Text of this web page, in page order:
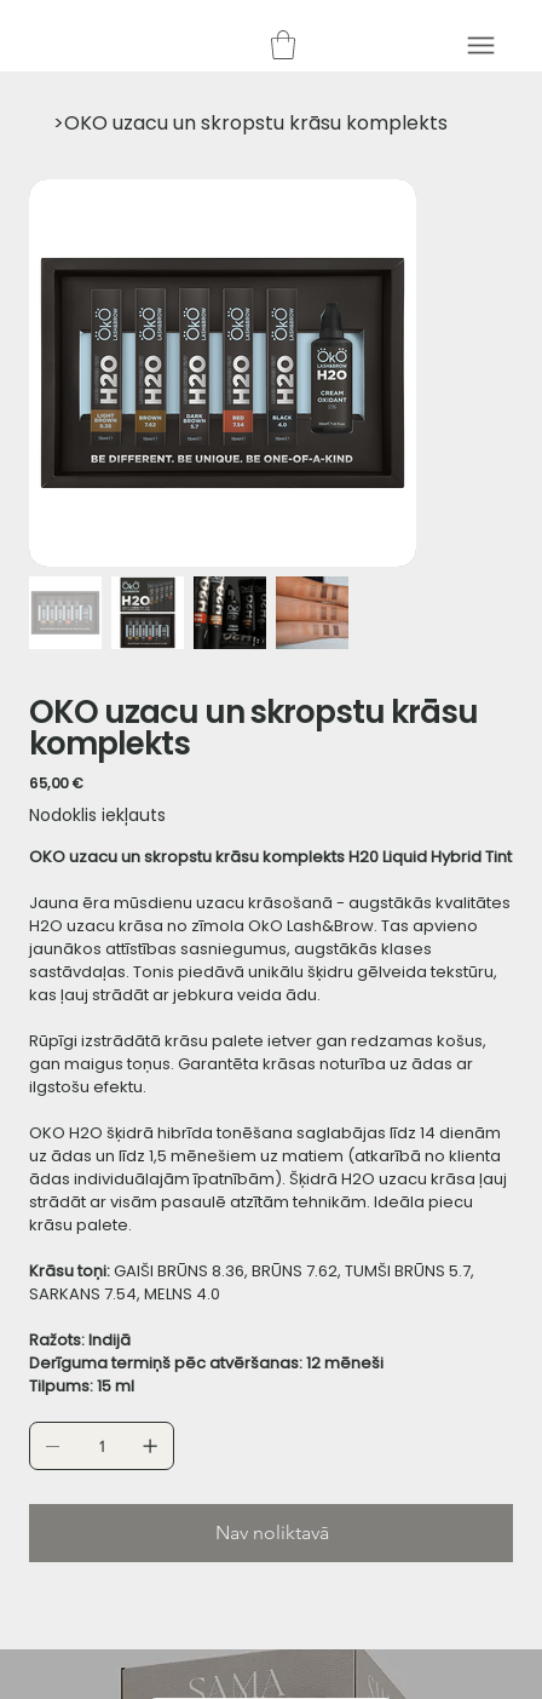
>OKO uzacu un skropstu krāsu komplekts
OKO uzacu un skropstu krāsu
komplekts
Cena
65,00 €
Nodoklis iekļauts
OKO uzacu un skropstu krāsu komplekts H20 Liquid Hybrid Tint
Jauna ēra mūsdienu uzacu krāsošanā - augstākās kvalitātes
H2O uzacu krāsa no zīmola OkO Lash&Brow. Tas apvieno
jaunākos attīstības sasniegumus, augstākās klases
sastāvdaļas. Tonis piedāvā unikālu šķidru gēlveida tekstūru,
kas ļauj strādāt ar jebkura veida ādu.
Rūpīgi izstrādātā krāsu palete ietver gan redzamas košus,
gan maigus toņus. Garantēta krāsas noturība uz ādas ar
ilgstošu efektu.
OKO H2O šķidrā hibrīda tonēšana saglabājas līdz 14 dienām
uz ādas un līdz 1,5 mēnešiem uz matiem (atkarībā no klienta
ādas individuālajām īpatnībām). Šķidrā H2O uzacu krāsa ļauj
strādāt ar visām pasaulē atzītām tehnikām. Ideāla piecu
krāsu palete.
Krāsu toņi:GAIŠI BRŪNS 8.36, BRŪNS 7.62, TUMŠI BRŪNS 5.7,
SARKANS 7.54, MELNS 4.0
Ražots:Indijā
Derīguma termiņš pēc atvēršanas:12 mēneši
Tilpums: 15 ml
Nav noliktavā